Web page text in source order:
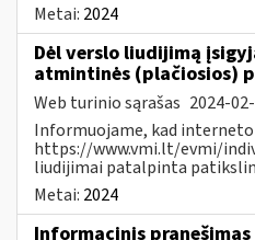
Metai: 2024
Dėl verslo liudijimą
atmintinės (plačiosios)
Web turinio sąrašas 2024-
Informuojame, kad
https://www.vmi.lt/evmi/
liudijimai patalpinta
Metai: 2024
Informacinis